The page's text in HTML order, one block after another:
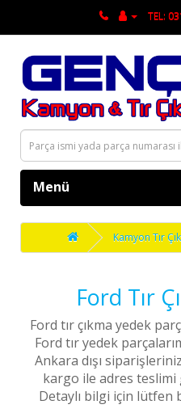
TEL:
Menü
Kamyon Tır
Ford Tır
Ford tır çıkma yedek
Ford tır yedek
Ankara dışı
kargo ile adres teslimi
Detaylı bilgi için lütfen